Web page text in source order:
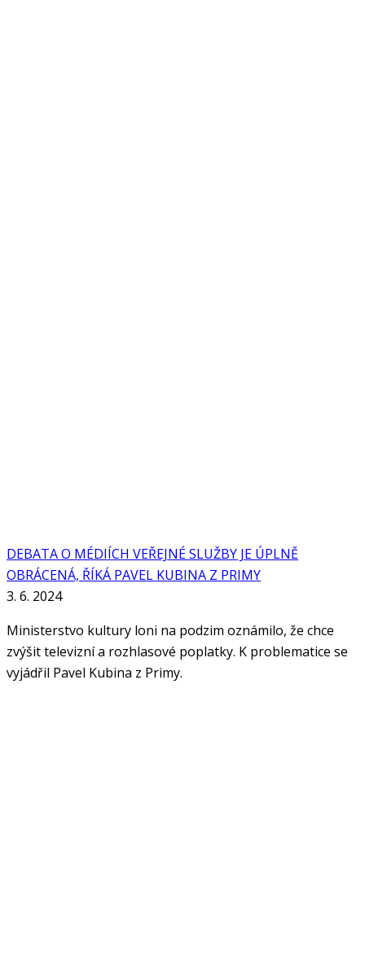
DEBATA O MÉDIÍCH VEŘEJNÉ SLUŽBY JE ÚPLNĚ
OBRÁCENÁ, ŘÍKÁ PAVEL KUBINA Z PRIMY
3. 6. 2024
Ministerstvo kultury loni na podzim oznámilo, že chce
zvýšit televizní a rozhlasové poplatky. K problematice se
vyjádřil Pavel Kubina z Primy.